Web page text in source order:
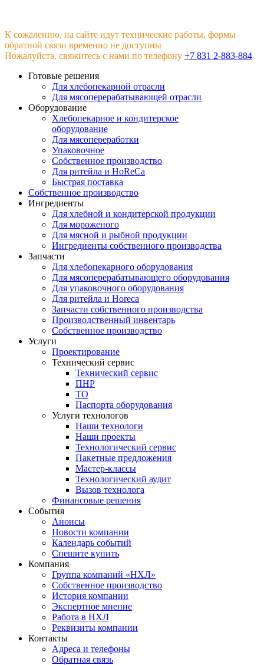
К сожалению, на сайте идут технические работы, формы
обратной связи временно не доступны
Пожалуйста, свяжитесь с нами по телефону +7 831 2-883-884
Готовые решения
Для хлебопекарной отрасли
Для мясоперерабатывающей отрасли
Оборудование
Хлебопекарное и кондитерское
оборудование
Для мясопереработки
Упаковочное
Собственное производство
Для ритейла и HoReCa
Быстрая поставка
Собственное производство
Ингредиенты
Для хлебной и кондитерской продукции
Для мороженого
Для мясной и рыбной продукции
Ингредиенты собственного производства
Запчасти
Для хлебопекарного оборудования
Для мясоперерабатывающего оборудования
Для упаковочного оборудования
Для ритейла и Horeca
Запчасти собственного производства
Производственный инвентарь
Собственное производство
Услуги
Проектирование
Технический сервис
Технический сервис
ПНР
ТО
Паспорта оборудования
Услуги технологов
Наши технологи
Наши проекты
Технологический сервис
Пакетные предложения
Мастер-классы
Технологический аудит
Вызов технолога
Финансовые решения
События
Анонсы
Новости компании
Календарь событий
Спешите купить
Компания
Группа компаний «НХЛ»
Собственное производство
История компании
Экспертное мнение
Работа в НХЛ
Реквизиты компании
Контакты
Адреса и телефоны
Обратная связь